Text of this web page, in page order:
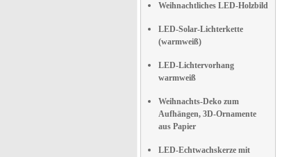
Weihnachtliches LED-Holzbild
LED-Solar-Lichterkette
(warmweiß)
LED-Lichtervorhang
warmweiß
Weihnachts-Deko zum
Aufhängen, 3D-Ornamente
aus Papier
LED-Echtwachskerze mit